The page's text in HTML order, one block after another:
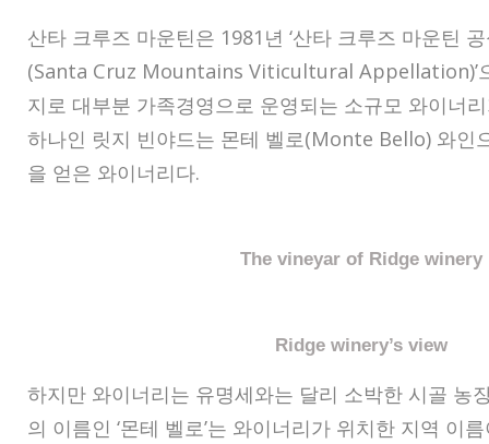
산타 크루즈 마운틴은 1981년 ‘산타 크루즈 마운틴
(Santa Cruz Mountains Viticultural Appellation)’
지로 대부분 가족경영으로 운영되는 소규모 와이너
하나인 릿지 빈야드는 몬테 벨로(Monte Bello) 와인
을 얻은 와이너리다.
The vineyar of Ridge winery
Ridge winery’s view
하지만 와이너리는 유명세와는 달리 소박한 시골 농
의 이름인 ‘몬테 벨로’는 와이너리가 위치한 지역 이